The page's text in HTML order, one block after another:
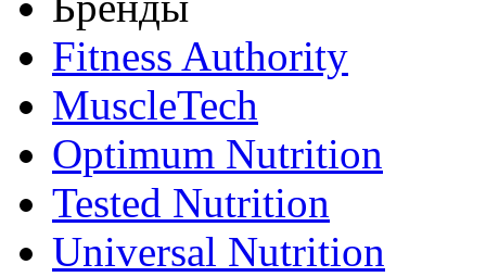
Fitness Authority
MuscleTech
Optimum Nutrition
Tested Nutrition
Universal Nutrition